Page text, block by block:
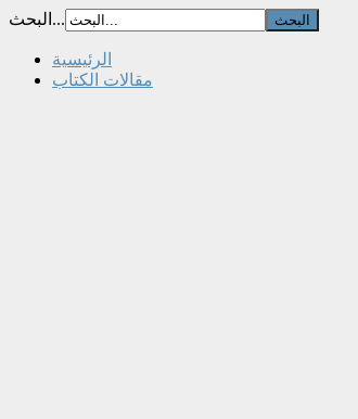
البحث...
الرئيسية
مقالات الكتاب